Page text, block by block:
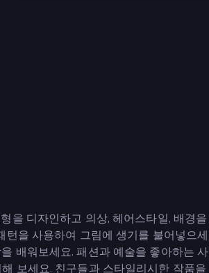
을 디자인하고 의상, 헤어스타일, 배경을
을 사용하여 그림에 생기를 불어넣으세
배워보세요. 패션과 예술을 좋아하는 사
보세요. 친구들과 스타일리시한 작품을